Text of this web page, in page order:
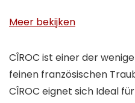
Meer bekijken
CÎROC ist einer der
feinen französischen
CÎROC eignet sich Ideal